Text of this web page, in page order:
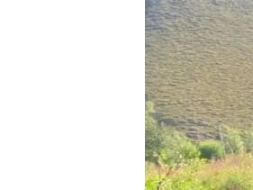
ЫҢГАЙСЫЗ СУРООЛОР